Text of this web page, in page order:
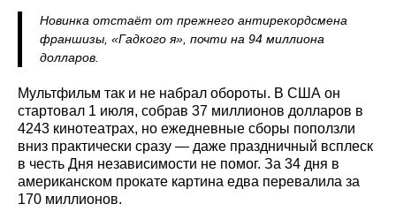
Новинка отстаёт от прежнего антирекордсмена
франшизы, «Гадкого я», почти на 94 миллиона
долларов.
Мультфильм так и не набрал обороты. В США он
стартовал 1 июля, собрав 37 миллионов долларов в
4243 кинотеатрах, но ежедневные сборы поползли
вниз практически сразу — даже праздничный всплеск
в честь Дня независимости не помог. За 34 дня в
американском прокате картина едва перевалила за
170 миллионов.